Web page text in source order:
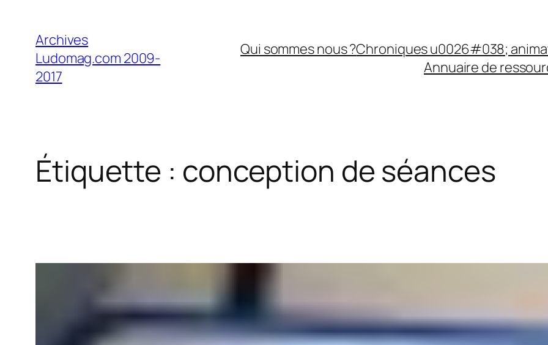
contenu
Archives
Ludomag.com 2009-
2017
Qui sommes nous ?Chroniques u0026#038;
Annuaire de
Étiquette : conception de séances